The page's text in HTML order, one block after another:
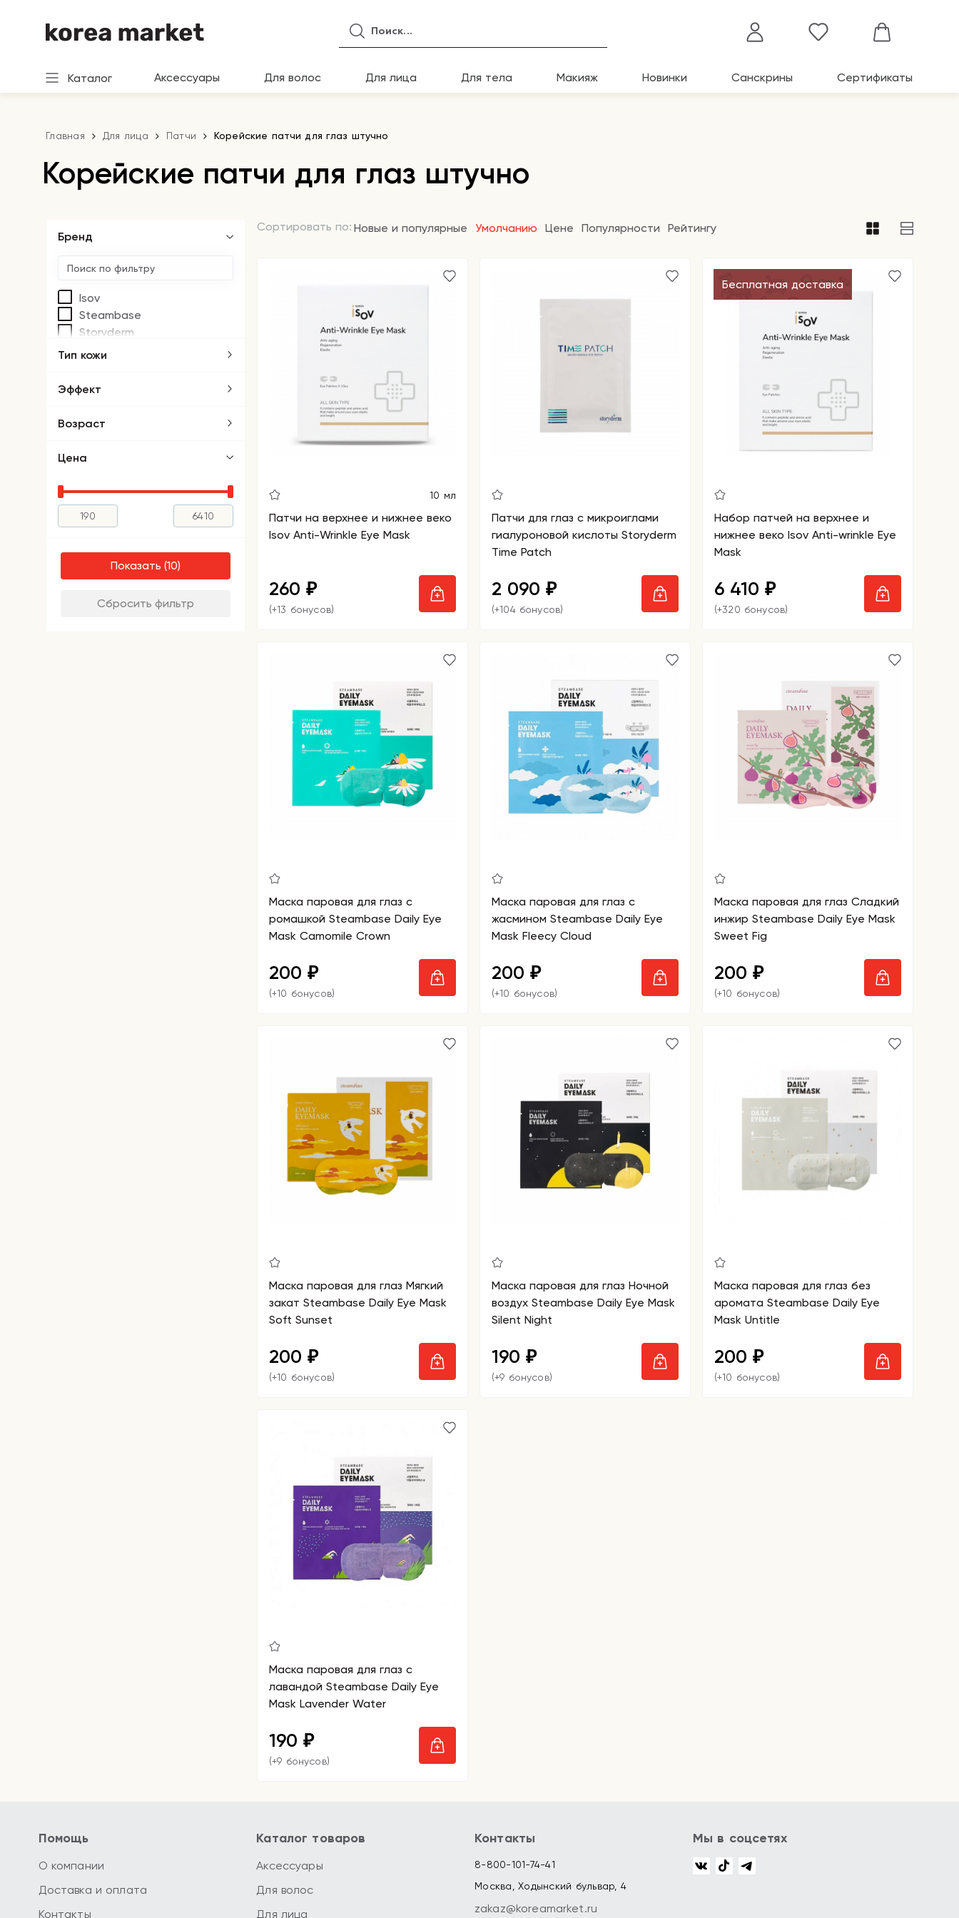
Каталог Аксессуары Для волос Для лица Для тела Макияж Новинки Санскрины Сертификаты
Главная Для лица Патчи Корейские патчи для глаз штучно
Корейские патчи для глаз штучно
Сортировать по: Новые и популярные Умолчанию Цене Популярности Рейтингу
10 мл
Патчи на верхнее и нижнее веко
Isov Anti-Wrinkle Eye Mask
260 ₽
(+13 бонусов)
Патчи для глаз с микроиглами
гиалуроновой кислоты Storyderm
Time Patch
2 090 ₽
(+104 бонусов)
Бесплатная доставка
Набор патчей на верхнее и
нижнее веко Isov Anti-wrinkle Eye
Mask
6 410 ₽
(+320 бонусов)
Маска паровая для глаз c
ромашкой Steambase Daily Eye
Mask Camomile Crown
200 ₽
(+10 бонусов)
Маска паровая для глаз с
жасмином Steambase Daily Eye
Mask Fleecy Cloud
200 ₽
(+10 бонусов)
Маска паровая для глаз Сладкий
инжир Steambase Daily Eye Mask
Sweet Fig
200 ₽
(+10 бонусов)
Маска паровая для глаз Мягкий
закат Steambase Daily Eye Mask
Soft Sunset
200 ₽
(+10 бонусов)
Маска паровая для глаз Ночной
воздух Steambase Daily Eye Mask
Silent Night
190 ₽
(+9 бонусов)
Маска паровая для глаз без
аромата Steambase Daily Eye
Mask Untitle
200 ₽
(+10 бонусов)
Маска паровая для глаз с
лавандой Steambase Daily Eye
Mask Lavender Water
190 ₽
(+9 бонусов)
Бренд
Isov
Steambase
Storyderm
Тип кожи
Эффект
Возраст
Цена
Показать
Сбросить фильтр
Помощь
О компании
Доставка и оплата
Контакты
Каталог товаров
Аксессуары
Для волос
Для лица
Контакты
8-800-101-74-41
Москва, Ходынский бульвар, 4
zakaz@koreamarket.ru
Мы в соцсетях